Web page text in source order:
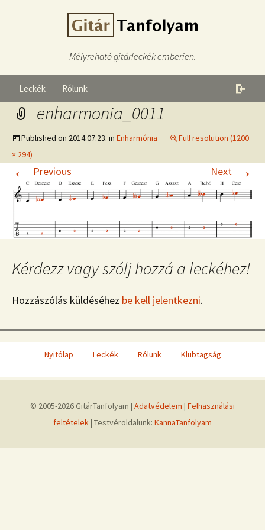
Mélyreható gitárleckék emberien.
Leckék Rólunk
enharmonia_0011
Published on 2014.07.23. in Enharmónia
Full resolution (1200
× 294)
← Previous Next →
Kérdezz vagy szólj hozzá a leckéhez!
Hozzászólás küldéséhez be kell jelentkezni.
Nyitólap Leckék Rólunk Klubtagság
© 2005-2026 GitárTanfolyam | Adatvédelem | Felhasználási
feltételek| Testvéroldalunk: KannaTanfolyam